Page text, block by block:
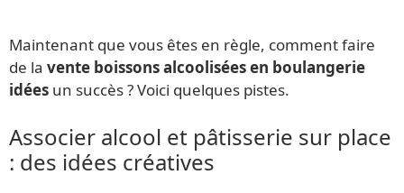
Maintenant que vous êtes en règle, comment faire
de la vente boissons alcoolisées en boulangerie
idées un succès ? Voici quelques pistes.
Associer alcool et pâtisserie sur place
: des idées créatives